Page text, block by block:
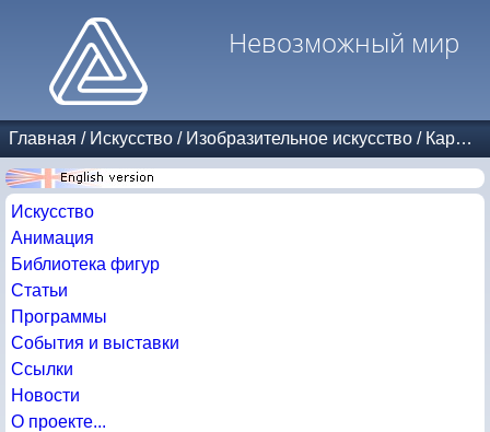
Невозможный мир
Главная / Искусство / Изобразительное искусство / Карикатуры
Искусство
Анимация
Библиотека фигур
Статьи
Программы
События и выставки
Ссылки
Новости
О проекте...